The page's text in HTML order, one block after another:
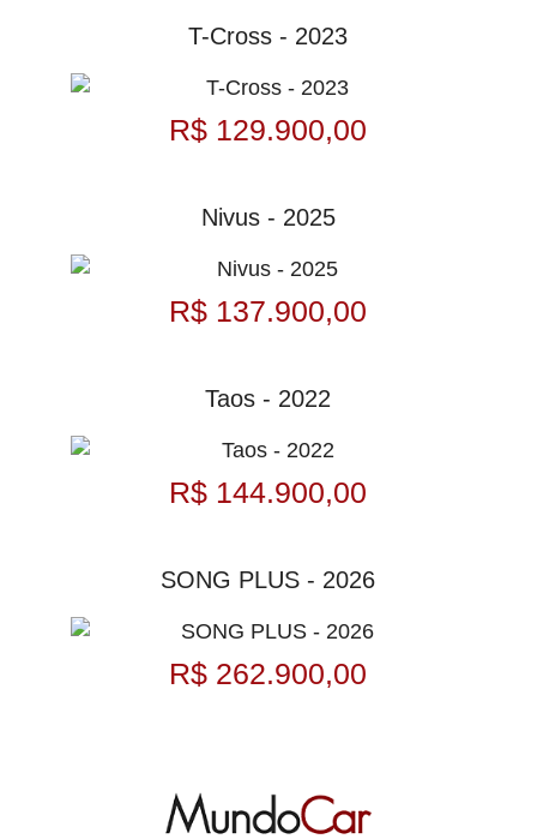
T-Cross - 2023
R$ 129.900,00
Nivus - 2025
R$ 137.900,00
Taos - 2022
R$ 144.900,00
SONG PLUS - 2026
R$ 262.900,00